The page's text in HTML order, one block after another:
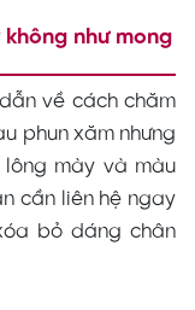
như mong
về cách chăm
phun xăm nhưng
mày và màu
cần liên hệ ngay
bỏ dáng chân